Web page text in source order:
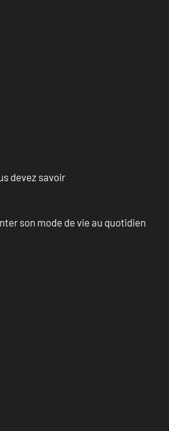
devez savoir
son mode de vie au quotidien